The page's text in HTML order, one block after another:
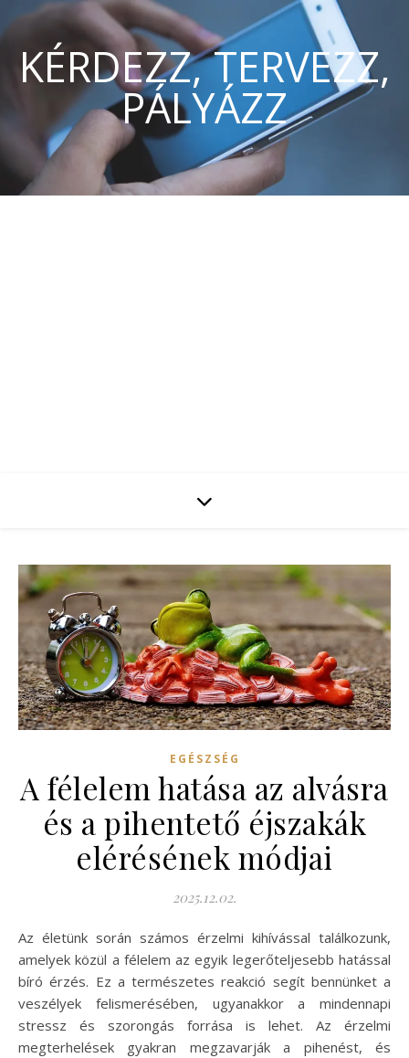
KÉRDEZZ, TERVEZZ,
PÁLYÁZZ
EGÉSZSÉG
A félelem hatása az alvásra
és a pihentető éjszakák
elérésének módjai
2025.12.02.
Az életünk során számos érzelmi kihívással találkozunk,
amelyek közül a félelem az egyik legerőteljesebb hatással
bíró érzés. Ez a természetes reakció segít bennünket a
veszélyek felismerésében, ugyanakkor a mindennapi
stressz és szorongás forrása is lehet. Az érzelmi
megterhelések gyakran megzavarják a pihenést, és